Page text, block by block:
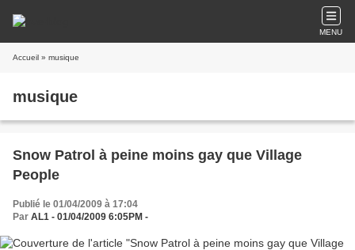
MENU
Accueil » musique
musique
Snow Patrol à peine moins gay que Village
People
Publié le 01/04/2009 à 17:04
Par AL1 - 01/04/2009 6:05PM -